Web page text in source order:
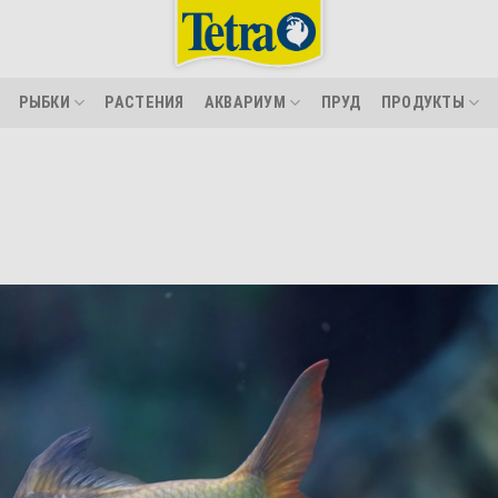
РЫБКИ РАСТЕНИЯ АКВАРИУМ ПРУД ПРОДУКТЫ